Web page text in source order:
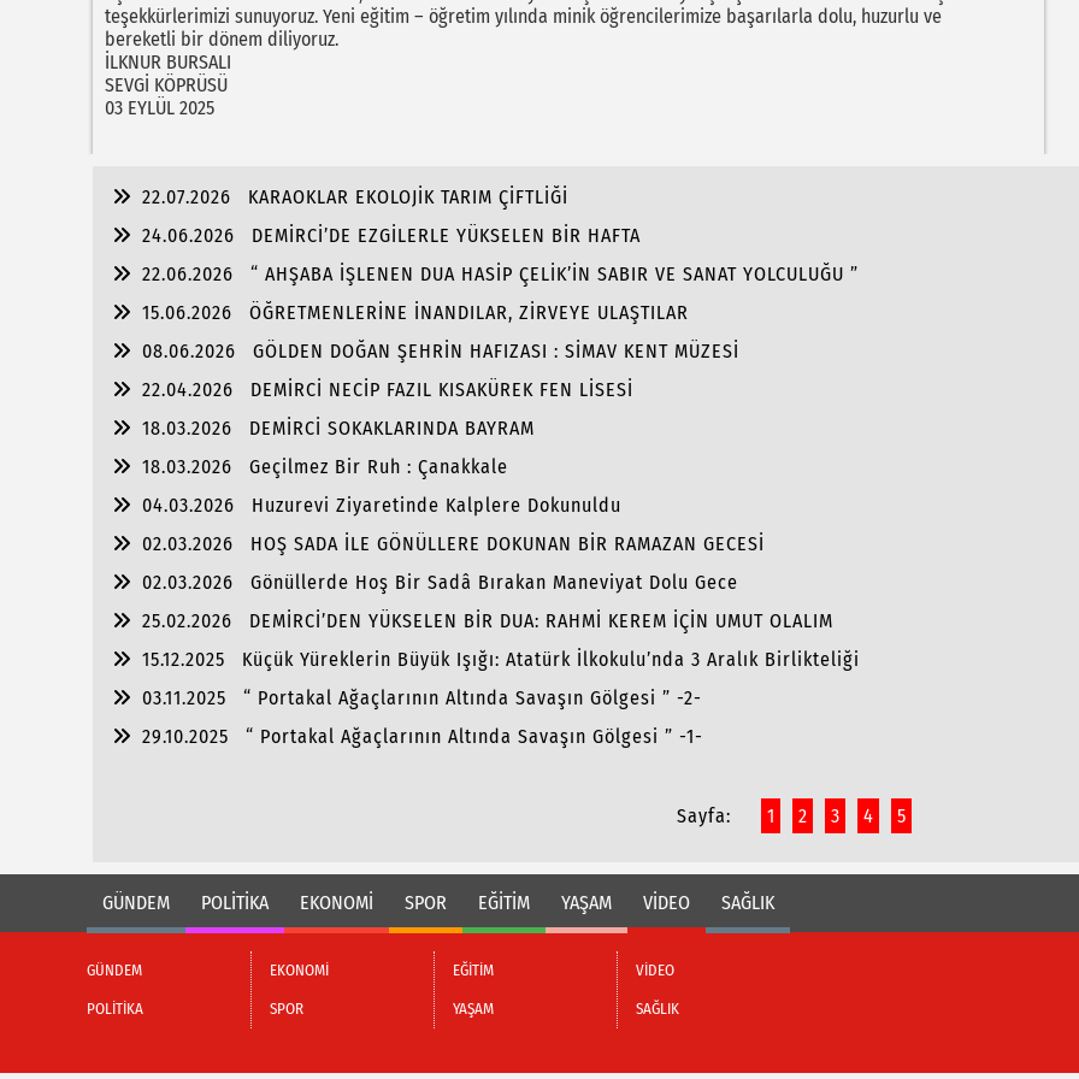
teşekkürlerimizi sunuyoruz. Yeni eğitim – öğretim yılında minik öğrencilerimize başarılarla dolu, huzurlu ve
bereketli bir dönem diliyoruz.
İLKNUR BURSALI
SEVGİ KÖPRÜSÜ
03 EYLÜL 2025
22.07.2026
KARAOKLAR EKOLOJİK TARIM ÇİFTLİĞİ
24.06.2026
DEMİRCİ’DE EZGİLERLE YÜKSELEN BİR HAFTA
22.06.2026
“ AHŞABA İŞLENEN DUA HASİP ÇELİK’İN SABIR VE SANAT YOLCULUĞU ”
15.06.2026
ÖĞRETMENLERİNE İNANDILAR, ZİRVEYE ULAŞTILAR
08.06.2026
GÖLDEN DOĞAN ŞEHRİN HAFIZASI : SİMAV KENT MÜZESİ
22.04.2026
DEMİRCİ NECİP FAZIL KISAKÜREK FEN LİSESİ
18.03.2026
DEMİRCİ SOKAKLARINDA BAYRAM
18.03.2026
Geçilmez Bir Ruh : Çanakkale
04.03.2026
Huzurevi Ziyaretinde Kalplere Dokunuldu
02.03.2026
HOŞ SADA İLE GÖNÜLLERE DOKUNAN BİR RAMAZAN GECESİ
02.03.2026
Gönüllerde Hoş Bir Sadâ Bırakan Maneviyat Dolu Gece
25.02.2026
DEMİRCİ’DEN YÜKSELEN BİR DUA: RAHMİ KEREM İÇİN UMUT OLALIM
15.12.2025
Küçük Yüreklerin Büyük Işığı: Atatürk İlkokulu’nda 3 Aralık Birlikteliği
03.11.2025
“ Portakal Ağaçlarının Altında Savaşın Gölgesi ” -2-
29.10.2025
“ Portakal Ağaçlarının Altında Savaşın Gölgesi ” -1-
Sayfa: 1 2 3 4 5
GÜNDEM POLİTİKA EKONOMİ SPOR EĞİTİM YAŞAM VİDEO SAĞLIK
GÜNDEM
POLİTİKA
EKONOMİ
SPOR
EĞİTİM
YAŞAM
VİDEO
SAĞLIK